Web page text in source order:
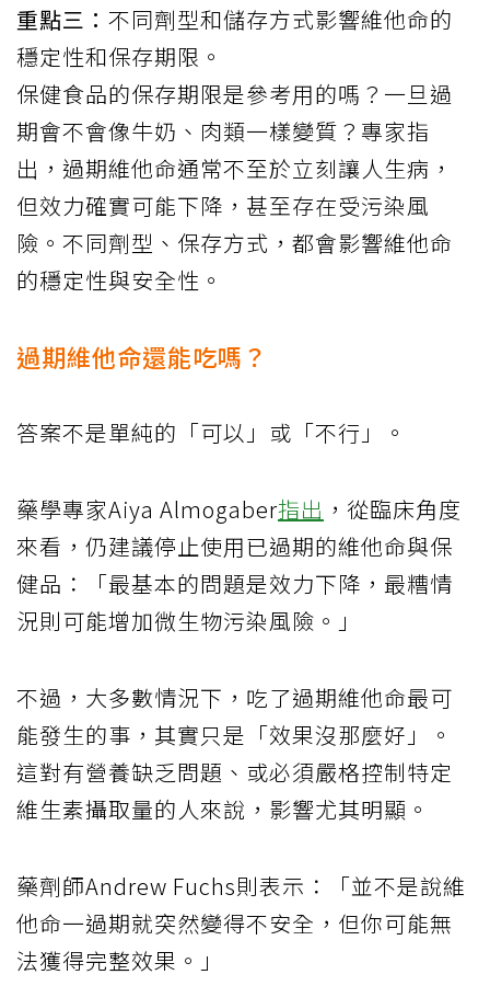
重點三： 不同劑型和儲存方式影響維他命的
穩定性和保存期限。
保健食品的保存期限是參考用的嗎？一旦過
期會不會像牛奶、肉類一樣變質？專家指
出，過期維他命通常不至於立刻讓人生病，
但效力確實可能下降，甚至存在受污染風
險。不同劑型、保存方式，都會影響維他命
的穩定性與安全性。
過期維他命還能吃嗎？
答案不是單純的「可以」或「不行」。
藥學專家Aiya Almogaber指出 ，從臨床角度
來看，仍建議停止使用已過期的維他命與保
健品：「最基本的問題是效力下降，最糟情
況則可能增加微生物污染風險。」
不過，大多數情況下，吃了過期維他命最可
能發生的事，其實只是「效果沒那麼好」。
這對有營養缺乏問題、或必須嚴格控制特定
維生素攝取量的人來說，影響尤其明顯。
藥劑師Andrew Fuchs則表示：「並不是說維
他命一過期就突然變得不安全，但你可能無
法獲得完整效果。」